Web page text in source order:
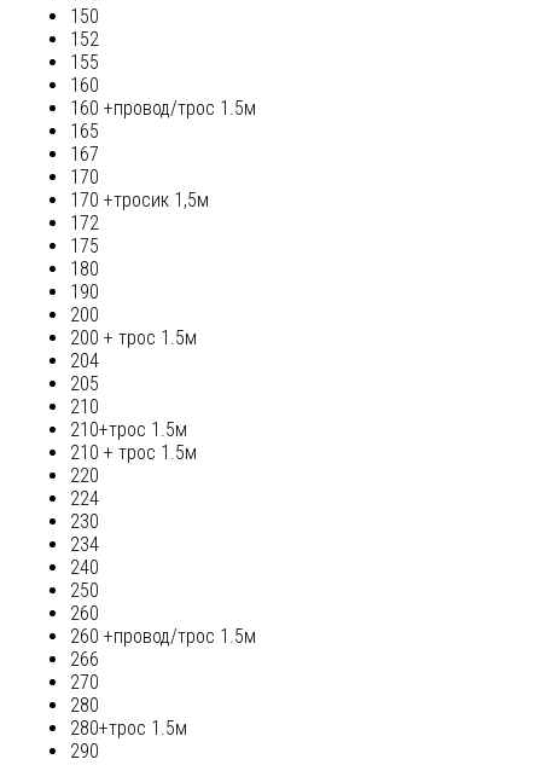
150
152
155
160
160 +провод/трос 1.5м
165
167
170
170 +тросик 1,5м
172
175
180
190
200
200 + трос 1.5м
204
205
210
210+трос 1.5м
210 + трос 1.5м
220
224
230
234
240
250
260
260 +провод/трос 1.5м
266
270
280
280+трос 1.5м
290